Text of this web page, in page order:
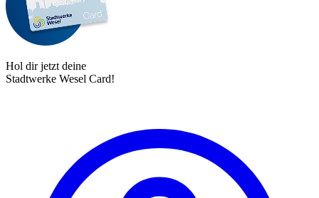
Hol dir jetzt deine
Stadtwerke Wesel Card!